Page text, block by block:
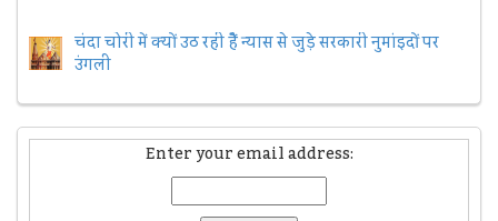
चंदा चोरी में क्यों उठ रही हैैं न्यास से जुड़े सरकारी नुमांइदों पर
उंगली
Enter your email address: